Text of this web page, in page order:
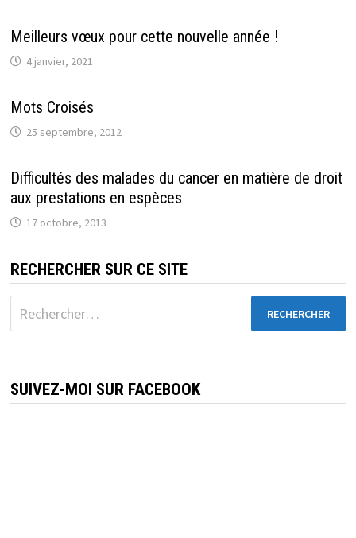
Meilleurs vœux pour cette nouvelle année !
4 janvier, 2021
Mots Croisés
25 septembre, 2012
Difficultés des malades du cancer en matière de droit
aux prestations en espèces
17 octobre, 2013
RECHERCHER SUR CE SITE
Rechercher :
SUIVEZ-MOI SUR FACEBOOK